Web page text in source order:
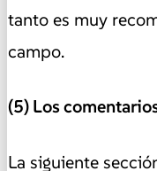
tanto es muy
campo.
(5) Los
La siguiente